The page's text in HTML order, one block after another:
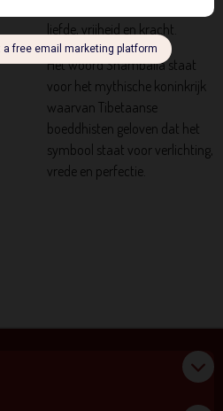
liefde, vrijheid en kracht.
Het woord Shamballa staat
voor het mythische koninkrijk
waarvan Tibetaanse
boeddhisten geloven dat het
symbool staat voor verlichting,
vrede en perfectie.